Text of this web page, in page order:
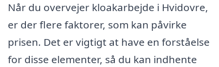
Når du overvejer kloakarbejde i Hvidovre,
er der flere faktorer, som kan påvirke
prisen. Det er vigtigt at have en forståelse
for disse elementer, så du kan indhente